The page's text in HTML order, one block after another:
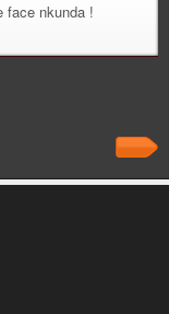
face nkunda !